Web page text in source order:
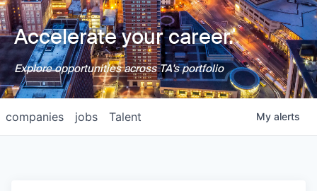
Accelerate your career.
Explore opportunities across TA's portfolio
jobs
companies Talent My alerts